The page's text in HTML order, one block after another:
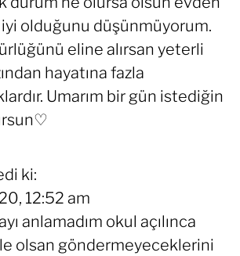
olduğunu düşünmüyorum.
eline alırsan yeterli
hayatına fazla
Umarım bir gün istediğin
ki:
12:52 am
anlamadım okul açılınca
olsan göndermeyeceklerini